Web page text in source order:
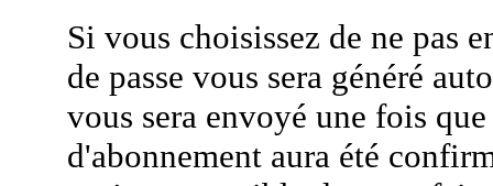
Si vous choisissez de ne pas
de passe vous sera généré
vous sera envoyé une fois
d'abonnement aura été